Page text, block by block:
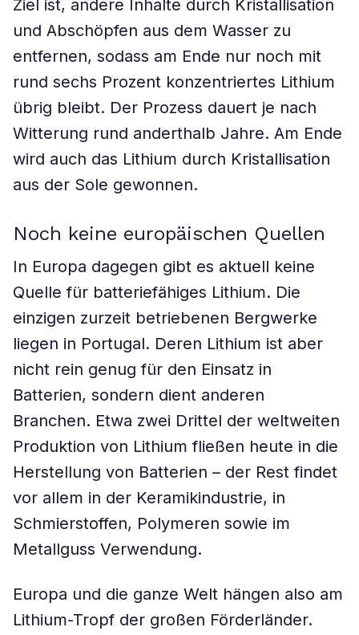
Ziel ist, andere Inhalte durch Kristallisation
und Abschöpfen aus dem Wasser zu
entfernen, sodass am Ende nur noch mit
rund sechs Prozent konzentriertes Lithium
übrig bleibt. Der Prozess dauert je nach
Witterung rund anderthalb Jahre. Am Ende
wird auch das Lithium durch Kristallisation
aus der Sole gewonnen.
Noch keine europäischen Quellen
In Europa dagegen gibt es aktuell keine
Quelle für batteriefähiges Lithium. Die
einzigen zurzeit betriebenen Bergwerke
liegen in Portugal. Deren Lithium ist aber
nicht rein genug für den Einsatz in
Batterien, sondern dient anderen
Branchen. Etwa zwei Drittel der weltweiten
Produktion von Lithium fließen heute in die
Herstellung von Batterien – der Rest findet
vor allem in der Keramikindustrie, in
Schmierstoffen, Polymeren sowie im
Metallguss Verwendung.
Europa und die ganze Welt hängen also am
Lithium-Tropf der großen Förderländer.